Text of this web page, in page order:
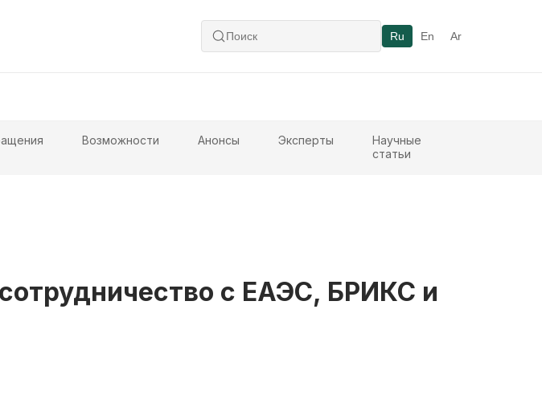
Ru En Ar
Возможности Анонсы Эксперты
Научные
статьи
с ЕАЭС, БРИКС и